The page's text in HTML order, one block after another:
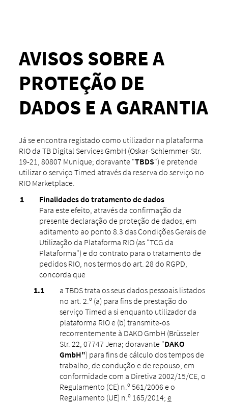
AVISOS SOBRE A
PROTEÇÃO DE
DADOS E A GARANTIA
Já se encontra registado como utilizador na plataforma
RIO da TB Digital Services GmbH (Oskar-Schlemmer-Str.
19-21, 80807 Munique; doravante "TBDS") e pretende
utilizar o serviço Timed através da reserva do serviço no
RIO Marketplace.
Finalidades do tratamento de dados
Para este efeito, através da confirmação da
presente declaração de proteção de dados, em
aditamento ao ponto 8.3 das Condições Gerais de
Utilização da Plataforma RIO (as "TCG da
Plataforma") e do contrato para o tratamento de
pedidos RIO, nos termos do art. 28 do RGPD,
concorda que
a TBDS trata os seus dados pessoais listados
no art. 2.º (a) para fins de prestação do
serviço Timed a si enquanto utilizador da
plataforma RIO e (b) transmite-os
recorrentemente à DAKO GmbH (Brüsseler
Str. 22, 07747 Jena; doravante "DAKO
GmbH") para fins de cálculo dos tempos de
trabalho, de condução e de repouso, em
conformidade com a Diretiva 2002/15/CE, o
Regulamento (CE) n.º 561/2006 e o
Regulamento (UE) n.º 165/2014; e